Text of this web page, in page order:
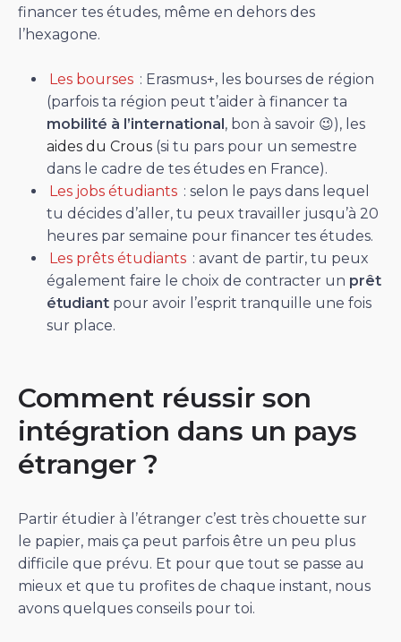
financer tes études, même en dehors des
l’hexagone.
Les bourses : Erasmus+, les bourses de région
(parfois ta région peut t’aider à financer ta
mobilité à l’international , bon à savoir 😉), les
aides du Crous (si tu pars pour un semestre
dans le cadre de tes études en France).
Les jobs étudiants : selon le pays dans lequel
tu décides d’aller, tu peux travailler jusqu’à 20
heures par semaine pour financer tes études.
Les prêts étudiants : avant de partir, tu peux
également faire le choix de contracter un prêt
étudiant pour avoir l’esprit tranquille une fois
sur place.
Comment réussir son
intégration dans un pays
étranger ?
Partir étudier à l’étranger c’est très chouette sur
le papier, mais ça peut parfois être un peu plus
difficile que prévu. Et pour que tout se passe au
mieux et que tu profites de chaque instant, nous
avons quelques conseils pour toi.